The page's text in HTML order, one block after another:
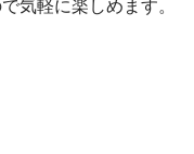
気軽に楽しめます。